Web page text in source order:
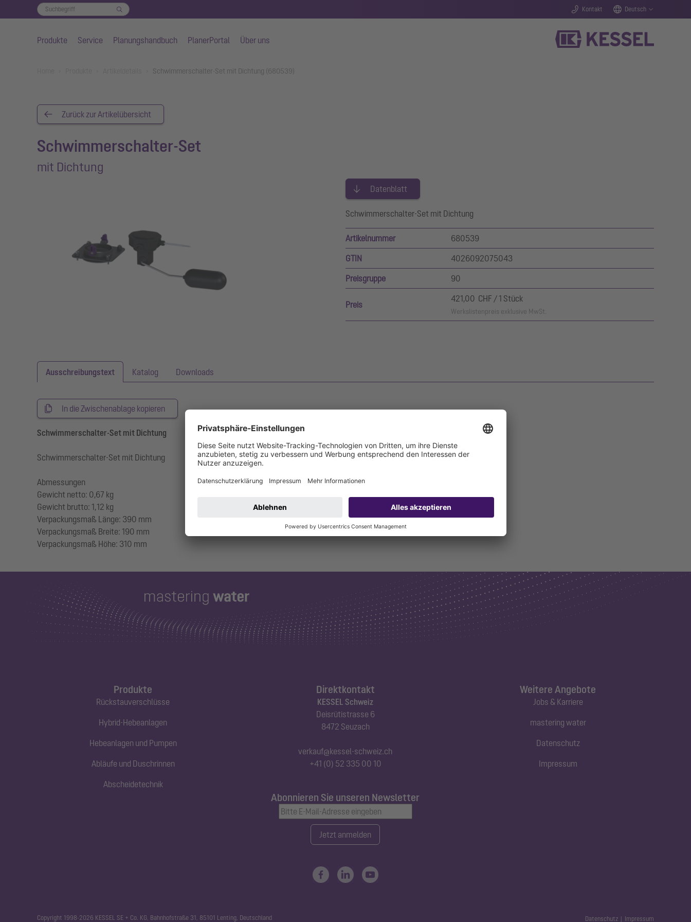
Kontakt Deutsch
Produkte Service Planungshandbuch PlanerPortal Über uns
Schwimmerschalter-Set mit Dichtung (680539)
Zurück zur Artikelübersicht
Schwimmerschalter-Set
mit Dichtung
Datenblatt
Schwimmerschalter-Set mit Dichtung
Artikelnummer 680539
GTIN 4026092075043
Preisgruppe 90
Preis
421,00 CHF / 1 Stück
Werkslistenpreis exklusive MwSt.
Ausschreibungstext Katalog Downloads
In die Zwischenablage kopieren
Schwimmerschalter-Set mit Dichtung
Schwimmerschalter-Set mit Dichtung
Abmessungen
Gewicht netto: 0,67 kg
Gewicht brutto: 1,12 kg
Verpackungsmaß Länge: 390 mm
Verpackungsmaß Breite: 190 mm
Produkte
Rückstauverschlüsse
Hybrid-Hebeanlagen
Hebeanlagen und Pumpen
Abläufe und Duschrinnen
Abscheidetechnik
Direktkontakt
KESSEL Schweiz
Deisrütistrasse 6
8472 Seuzach
verkauf@kessel-schweiz.ch
+41 (0) 52 335 00 10
Abonnieren Sie unseren Newsletter
Jetzt anmelden
Weitere Angebote
Jobs & Karriere
mastering water
Datenschutz
Impressum
Copyright 1998-2026 KESSEL SE + Co. KG, Bahnhofstraße 31, 85101 Lenting, Deutschland Datenschutz Impressum